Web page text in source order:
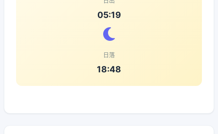
05:19
日落
18:48